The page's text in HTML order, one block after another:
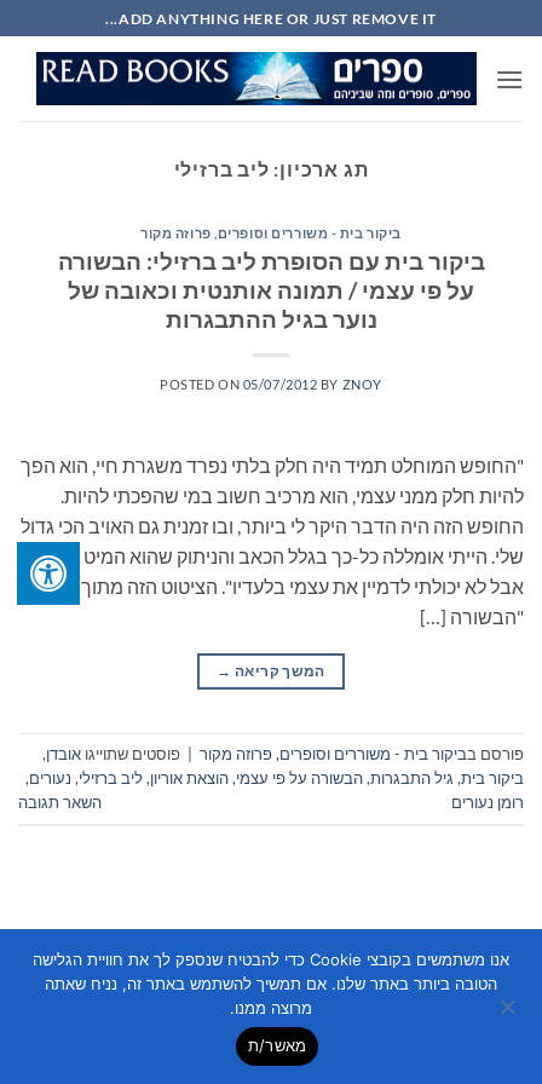
to
content
ADD ANYTHING HERE OR JUST REMOVE IT...
תג ארכיון: ליב ברזילי
ביקור בית - משוררים וסופרים פרוזה מקור
ביקור בית עם הסופרת ליב ברזילי: הבשורה
על פי עצמי / תמונה אותנטית וכאובה של
נוער בגיל ההתבגרות
POSTED ON 05/07/2012 BY ZNOY
"החופש המוחלט תמיד היה חלק בלתי נפרד משגרת חיי, הוא הפך
להיות חלק ממני עצמי, הוא מרכיב חשוב במי שהפכתי להיות.
החופש הזה היה הדבר היקר לי ביותר, ובו זמנית גם האויב הכי גדול
שלי. הייתי אומללה כל-כך בגלל הכאב והניתוק שהוא המיט עלי,
אבל לא יכולתי לדמיין את עצמי בלעדיו". הציטוט הזה מתוך
"הבשורה […]
המשך קריאה →
פורסם בביקור בית - משוררים וסופרים,פרוזה מקור פוסטים שתוייגו אובדן,
ביקור בית, גיל התבגרות,הבשורה על פי עצמי,הוצאת אוריון,ליב ברזילי, נעורים,
רומן נעורים
השאר תגובה
Copyright 2026 ©
אנו משתמשים בקובצי Cookie כדי להבטיח שנספק לך את חוויית הגלישה
הטובה ביותר באתר שלנו. אם תמשיך להשתמש באתר זה, נניח שאתה
מרוצה ממנו.
מאשר/ת